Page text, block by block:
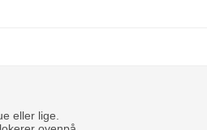
eller lige.